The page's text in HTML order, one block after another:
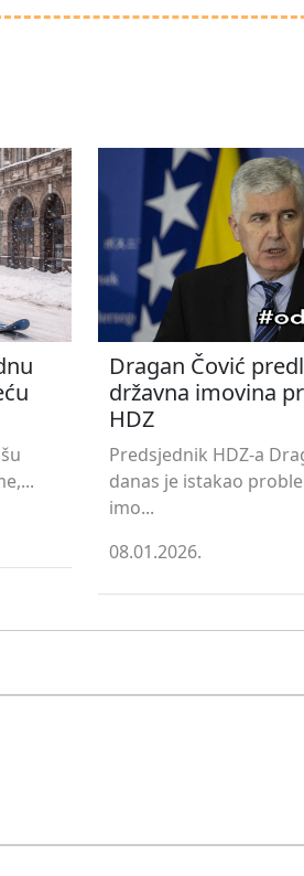
Dragan Čović
državna imovina
HDZ
Predsjednik HDZ-a
danas je istakao
imo...
08.01.2026.